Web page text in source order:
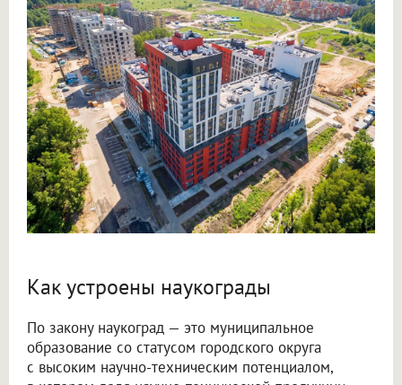
Как устроены наукограды
По закону наукоград — это муниципальное
образование со статусом городского округа
с высоким научно-техническим потенциалом,